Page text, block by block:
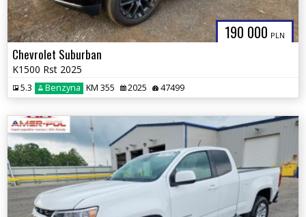
190 000 PLN
Chevrolet Suburban
K1500 Rst 2025
5.3 Benzyna KM 355 2025 47499